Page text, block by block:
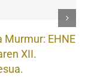
Murmur: EHNE
XII.